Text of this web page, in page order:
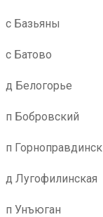
с Базьяны
с Батово
д Белогорье
п Бобровский
п Горноправдинск
д Лугофилинская
п Унъюган